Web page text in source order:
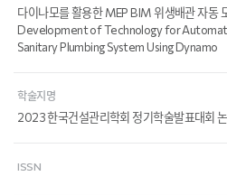
다이나모를 활용한 MEP BIM 위생배관 자동
Development of Technology for
Sanitary Plumbing System Using Dynamo
학술지명
2023 한국건설관리학회 정기학술발표대회
ISSN